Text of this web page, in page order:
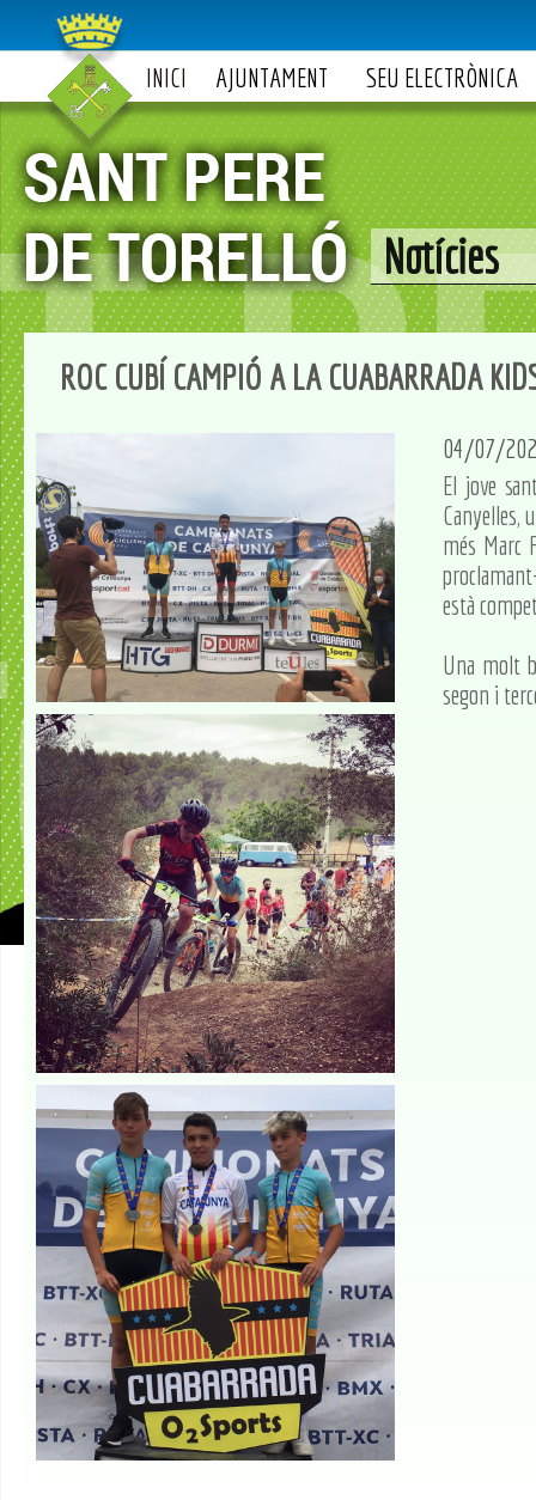
INICI AJUNTAMENT SEU ELECTRÒNICA
Notícies
ROC CUBÍ CAMPIÓ A LA CUABARRADA
04/07/
El jove
Canyelles,
més Marc
està
Una molt
segon i